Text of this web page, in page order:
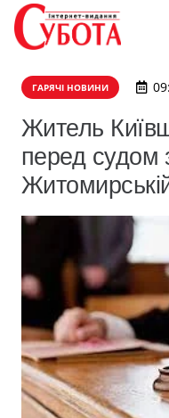
ГАРЯЧІ НОВИНИ
Житель
перед судом